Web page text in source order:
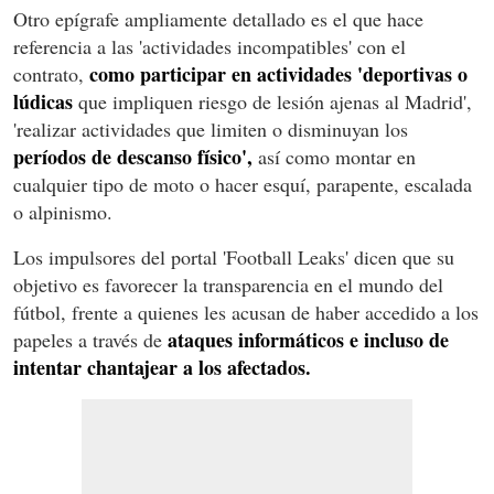
Otro epígrafe ampliamente detallado es el que hace
referencia a las 'actividades incompatibles' con el
contrato, como participar en actividades 'deportivas o
lúdicas que impliquen riesgo de lesión ajenas al Madrid',
'realizar actividades que limiten o disminuyan los
períodos de descanso físico', así como montar en
cualquier tipo de moto o hacer esquí, parapente, escalada
o alpinismo.
Los impulsores del portal 'Football Leaks' dicen que su
objetivo es favorecer la transparencia en el mundo del
fútbol, frente a quienes les acusan de haber accedido a los
papeles a través de ataques informáticos e incluso de
intentar chantajear a los afectados.